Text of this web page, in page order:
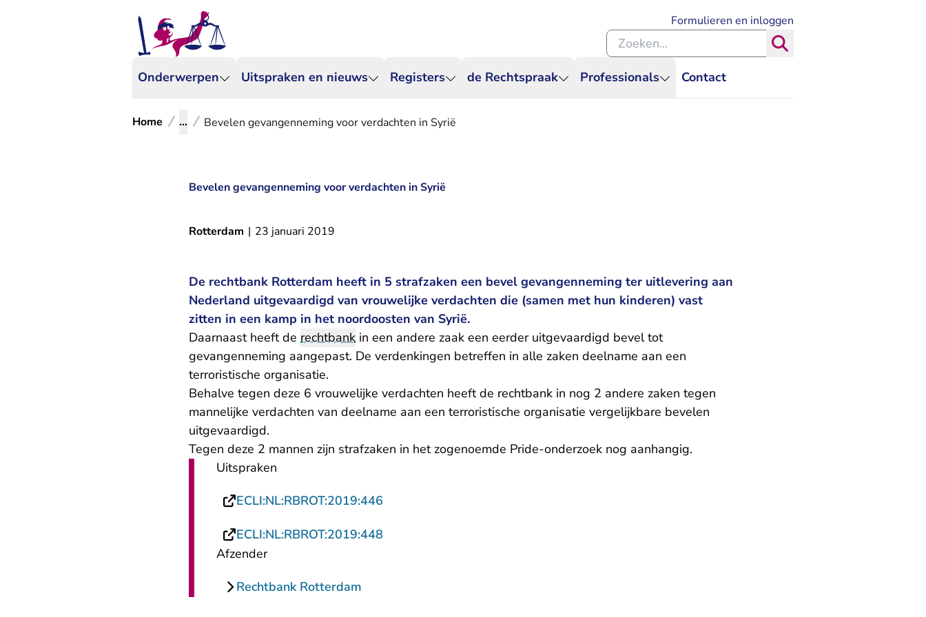
Onderwerpen Uitspraken en nieuws Registers de Rechtspraak Professionals Contact
Formulieren en inloggen
Zoeken binnen de Rechtspraak
Home ... Bevelen gevangenneming voor verdachten in Syrië
Bevelen gevangenneming voor verdachten in Syrië
Rotterdam | 23 januari 2019
De rechtbank Rotterdam heeft in 5 strafzaken een bevel gevangenneming ter uitlevering aan
Nederland uitgevaardigd van vrouwelijke verdachten die (samen met hun kinderen) vast
zitten in een kamp in het noordoosten van Syrië.
Daarnaast heeft de rechtbank in een andere zaak een eerder uitgevaardigd bevel tot
gevangenneming aangepast. De verdenkingen betreffen in alle zaken deelname aan een
terroristische organisatie.
Behalve tegen deze 6 vrouwelijke verdachten heeft de rechtbank in nog 2 andere zaken tegen
mannelijke verdachten van deelname aan een terroristische organisatie vergelijkbare bevelen
uitgevaardigd.
Tegen deze 2 mannen zijn strafzaken in het zogenoemde Pride-onderzoek nog aanhangig.
Uitspraken
ECLI:NL:RBROT:2019:446
ECLI:NL:RBROT:2019:448
Afzender
Rechtbank Rotterdam